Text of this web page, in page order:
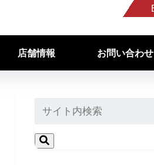
店舗情報 お問い合わせ